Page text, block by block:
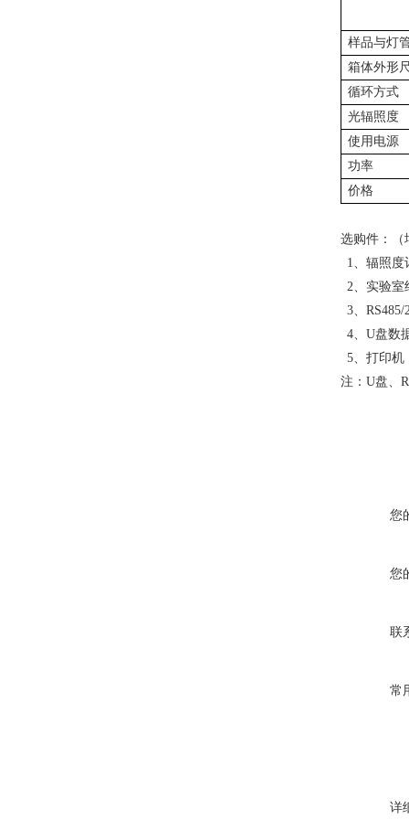
样品与灯
箱体外形
循环方式
光辐照度
使用电源
功率
价格
选购件：（
1、辐照度
2、实验室
3、
4、U盘数
5、打印机
注： U盘、
您
您
联
常
详